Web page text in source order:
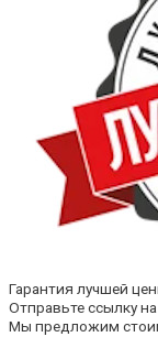
Гарантия лучшей
Отправьте ссылку на
Мы предложим